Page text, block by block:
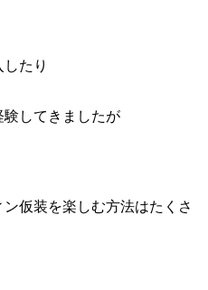
たり
してきましたが
仮装を楽しむ方法はたくさ